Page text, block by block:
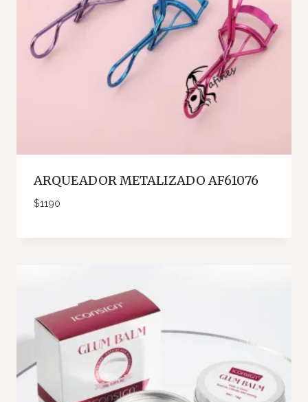
ARQUEADOR METALIZADO AF61076
$1190